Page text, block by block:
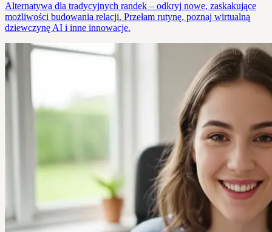
Alternatywa dla tradycyjnych randek – odkryj nowe, zaskakujące
możliwości budowania relacji. Przełam rutynę, poznaj wirtualną
dziewczynę AI i inne innowacje.